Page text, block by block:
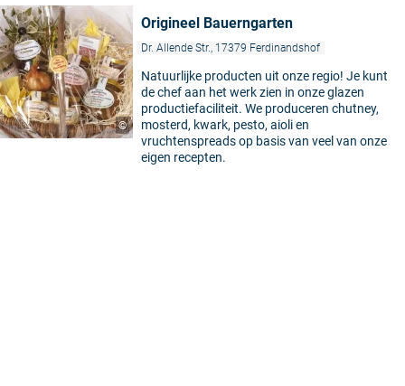
©
Origineel Bauerngarten
Dr. Allende Str., 17379 Ferdinandshof
Natuurlijke producten uit onze regio! Je kunt
de chef aan het werk zien in onze glazen
productiefaciliteit. We produceren chutney,
mosterd, kwark, pesto, aioli en
vruchtenspreads op basis van veel van onze
eigen recepten.